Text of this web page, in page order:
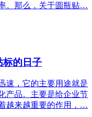
。那么，关于圆瓶贴…
标的日子
速，它的主要用途就是
产品。主要是给企业节
越来越重要的作用，…